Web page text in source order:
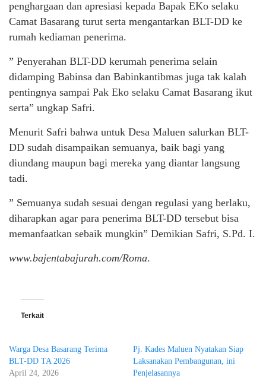
penghargaan dan apresiasi kepada Bapak EKo selaku
Camat Basarang turut serta mengantarkan BLT-DD ke
rumah kediaman penerima.
” Penyerahan BLT-DD kerumah penerima selain
didamping Babinsa dan Babinkantibmas juga tak kalah
pentingnya sampai Pak Eko selaku Camat Basarang ikut
serta” ungkap Safri.
Menurit Safri bahwa untuk Desa Maluen salurkan BLT-
DD sudah disampaikan semuanya, baik bagi yang
diundang maupun bagi mereka yang diantar langsung
tadi.
” Semuanya sudah sesuai dengan regulasi yang berlaku,
diharapkan agar para penerima BLT-DD tersebut bisa
memanfaatkan sebaik mungkin” Demikian Safri, S.Pd. I.
www.bajentabajurah.com/Roma.
Terkait
Warga Desa Basarang Terima
BLT-DD TA 2026
April 24, 2026
Pj. Kades Maluen Nyatakan Siap
Laksanakan Pembangunan, ini
Penjelasannya